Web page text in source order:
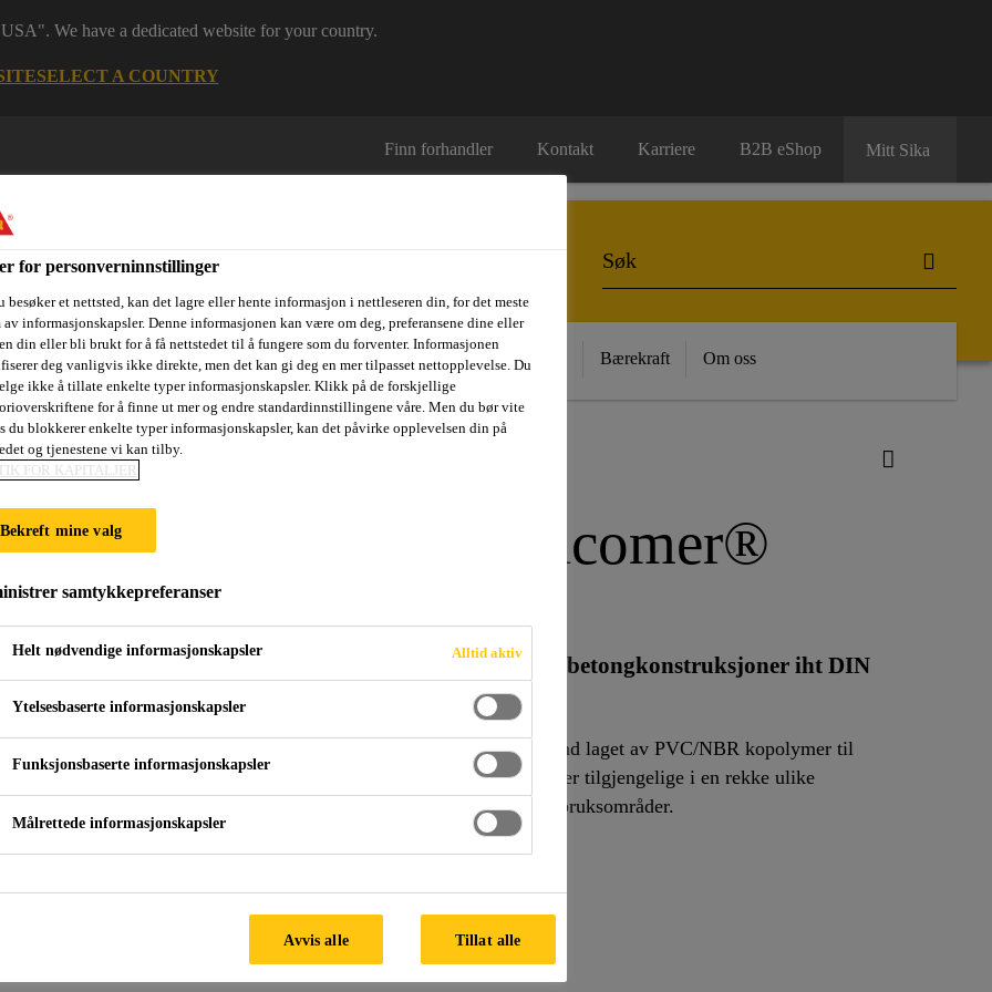
We have a dedicated website for your country.
SELECT A COUNTRY
Finn forhandler Kontakt Karriere B2B eShop Mitt Sika
Dokumentasjon Referanseprosjekter Kurs og Kunnskap Bærekraft Om oss
... Sika Waterbar® - Tricomer® Type A
Sika Waterbar® - Tricomer®
Type A
Fugebånd for innstøping i støpeskjøter i vanntette betongkonstruksjoner iht DIN
18541-1/-2
Sika Waterbars Tricomer NB Type A er svært fleksible fugebånd laget av PVC/NBR kopolymer til
innstøping i støpeskjøter i vanntette betongkonstruksjoner. De er tilgjengelige i en rekke ulike
størrelser for enkelt å kunne tilpasses ulike konstruksjoner og bruksområder.
Høy strekkfasthet og forlengelse
Permanent fleksibilitet og høy elastisitet
Egnet for middels vanntrykk
for personverninnstillinger
besøker et nettsted, kan det lagre eller hente informasjon i nettleseren din, for det meste
informasjonskapsler. Denne informasjonen kan være om deg, preferansene dine eller
din eller bli brukt for å få nettstedet til å fungere som du forventer. Informasjonen
deg vanligvis ikke direkte, men det kan gi deg en mer tilpasset nettopplevelse. Du
ikke å tillate enkelte typer informasjonskapsler. Klikk på de forskjellige
for å finne ut mer og endre standardinnstillingene våre. Men du bør vite
du blokkerer enkelte typer informasjonskapsler, kan det påvirke opplevelsen din på
og tjenestene vi kan tilby.
FOR KAPITALJER
Bekreft mine valg
samtykkepreferanser
Helt nødvendige informasjonskapsler Alltid aktiv
Ytelsesbaserte informasjonskapsler
Funksjonsbaserte informasjonskapsler
Målrettede informasjonskapsler
Avvis alle Tillat alle